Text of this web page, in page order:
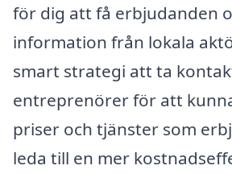
för dig att få erbjudanden
information från lokala
smart strategi att ta
entreprenörer för att
priser och tjänster som
leda till en mer